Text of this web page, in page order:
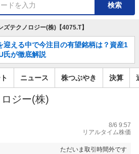
検索
ズテクノロジー(株)【4075.T】
迎える中で今注目の有望銘柄は？資産1
氏が徹底解説
ニュース 株つぶやき 決算
ジー(株)
8/6 9:57
リアルタイム株価
ただいま取引時間外です